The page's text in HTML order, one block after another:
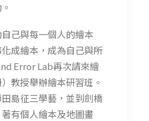
己與每一個人的繪本
成繪本，成為自己與所
Error Lab再次請來繪
教授舉辦繪本研習班。
島征三學藝，並到劍橋
有個人繪本及地圖畫